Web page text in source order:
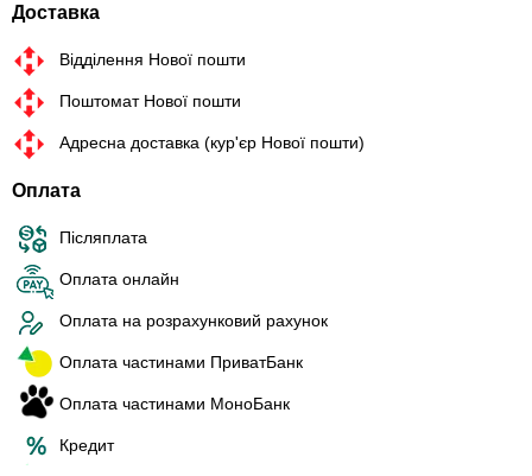
Доставка
Відділення Нової пошти
Поштомат Нової пошти
Адресна доставка (кур'єр Нової пошти)
Оплата
Післяплата
Оплата онлайн
Оплата на розрахунковий рахунок
Оплата частинами ПриватБанк
Оплата частинами МоноБанк
Кредит